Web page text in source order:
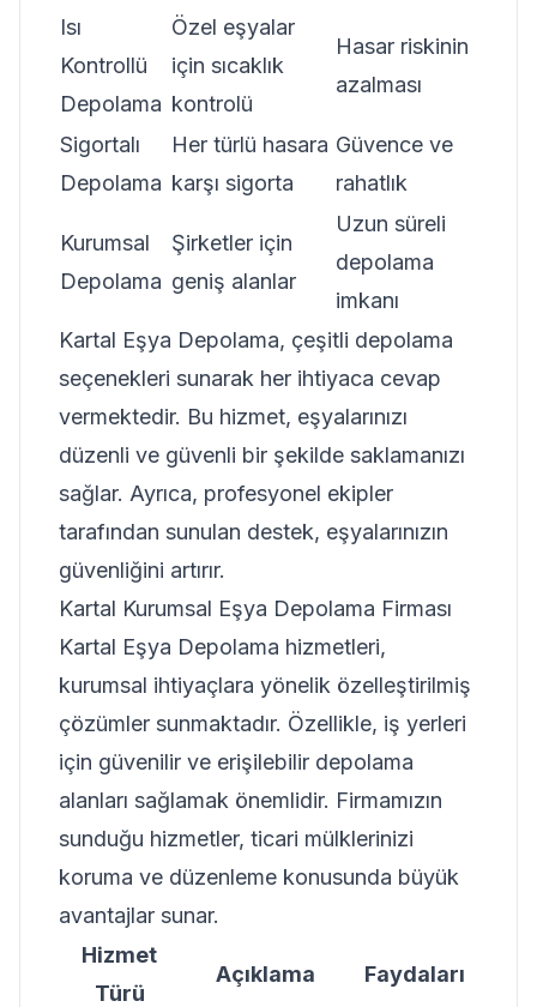
Isı
Kontrollü
Depolama
Özel eşyalar
için sıcaklık
kontrolü
Hasar riskinin
azalması
Sigortalı
Depolama
Her türlü hasara
karşı sigorta
Güvence ve
rahatlık
Kurumsal
Depolama
Şirketler için
geniş alanlar
Uzun süreli
depolama
imkanı
Kartal Eşya Depolama, çeşitli depolama
seçenekleri sunarak her ihtiyaca cevap
vermektedir. Bu hizmet, eşyalarınızı
düzenli ve güvenli bir şekilde saklamanızı
sağlar. Ayrıca, profesyonel ekipler
tarafından sunulan destek, eşyalarınızın
güvenliğini artırır.
Kartal Kurumsal Eşya Depolama Firması
Kartal Eşya Depolama hizmetleri,
kurumsal ihtiyaçlara yönelik özelleştirilmiş
çözümler sunmaktadır. Özellikle, iş yerleri
için güvenilir ve erişilebilir depolama
alanları sağlamak önemlidir. Firmamızın
sunduğu hizmetler, ticari mülklerinizi
koruma ve düzenleme konusunda büyük
avantajlar sunar.
Hizmet
Türü
Açıklama Faydaları